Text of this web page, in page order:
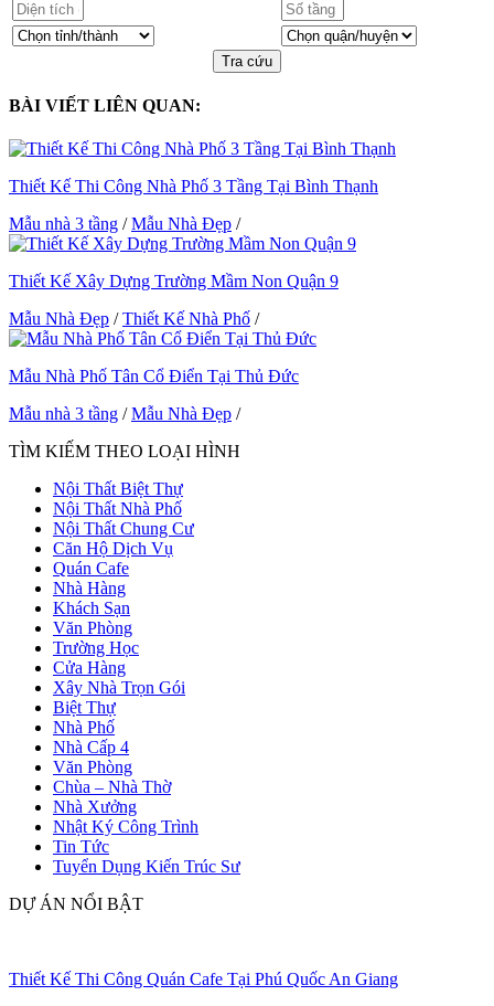
Tra cứu
BÀI VIẾT LIÊN QUAN:
Thiết Kế Thi Công Nhà Phố 3 Tầng Tại Bình Thạnh
Mẫu nhà 3 tầng /Mẫu Nhà Đẹp /
Thiết Kế Xây Dựng Trường Mầm Non Quận 9
Mẫu Nhà Đẹp /Thiết Kế Nhà Phố /
Mẫu Nhà Phố Tân Cổ Điển Tại Thủ Đức
Mẫu nhà 3 tầng /Mẫu Nhà Đẹp /
TÌM KIẾM THEO LOẠI HÌNH
Nội Thất Biệt Thự
Nội Thất Nhà Phố
Nội Thất Chung Cư
Căn Hộ Dịch Vụ
Quán Cafe
Nhà Hàng
Khách Sạn
Văn Phòng
Trường Học
Cửa Hàng
Xây Nhà Trọn Gói
Biệt Thự
Nhà Phố
Nhà Cấp 4
Văn Phòng
Chùa – Nhà Thờ
Nhà Xưởng
Nhật Ký Công Trình
Tin Tức
Tuyển Dụng Kiến Trúc Sư
DỰ ÁN NỔI BẬT
Thiết Kế Thi Công Quán Cafe Tại Phú Quốc An Giang